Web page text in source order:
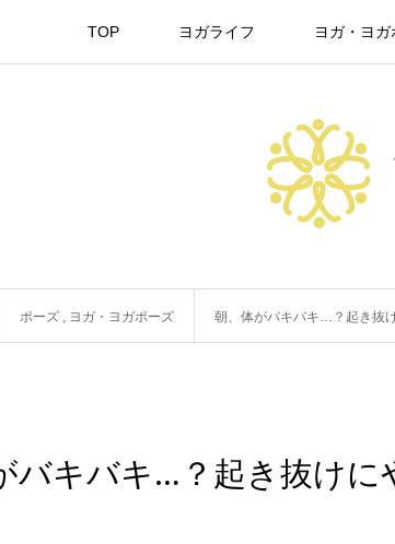
TOP ヨガライフ ヨガ・ヨガ
ポーズ , ヨガ・ヨガポーズ 朝、体がバキバキ…？起き抜
バキバキ…？起き抜けに